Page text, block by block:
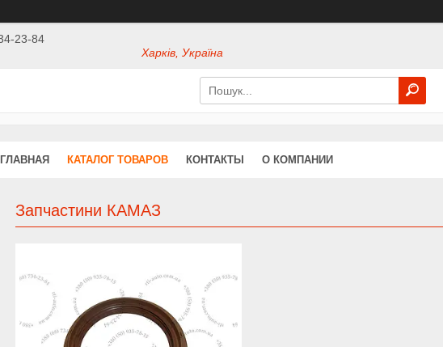
23-84
Харків, Україна
ГЛАВНАЯ КАТАЛОГ ТОВАРОВ КОНТАКТЫ О КОМПАНИИ
Запчастини КАМАЗ